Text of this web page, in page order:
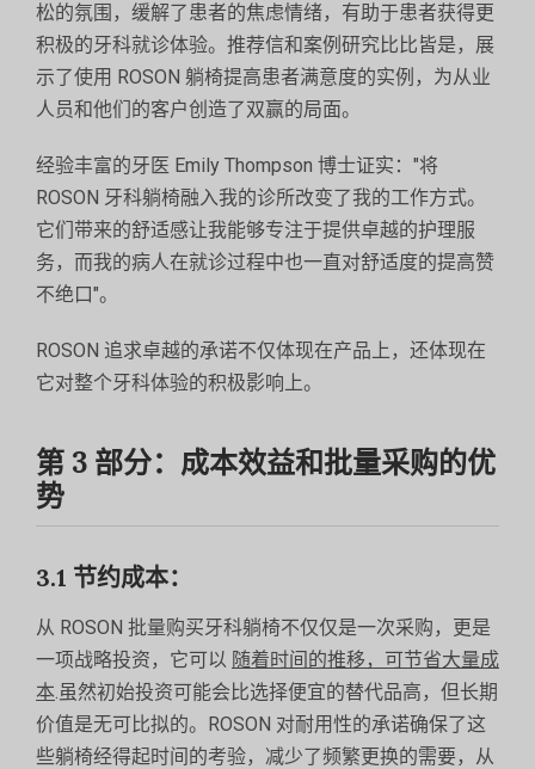
松的氛围，缓解了患者的焦虑情绪，有助于患者获得更
积极的牙科就诊体验。推荐信和案例研究比比皆是，展
示了使用 ROSON 躺椅提高患者满意度的实例，为从业
人员和他们的客户创造了双赢的局面。
经验丰富的牙医 Emily Thompson 博士证实："将
ROSON 牙科躺椅融入我的诊所改变了我的工作方式。
它们带来的舒适感让我能够专注于提供卓越的护理服
务，而我的病人在就诊过程中也一直对舒适度的提高赞
不绝口"。
ROSON 追求卓越的承诺不仅体现在产品上，还体现在
它对整个牙科体验的积极影响上。
第 3 部分：成本效益和批量采购的优
势
3.1 节约成本：
从 ROSON 批量购买牙科躺椅不仅仅是一次采购，更是
一项战略投资，它可以 随着时间的推移，可节省大量成
本.虽然初始投资可能会比选择便宜的替代品高，但长期
价值是无可比拟的。ROSON 对耐用性的承诺确保了这
些躺椅经得起时间的考验，减少了频繁更换的需要，从